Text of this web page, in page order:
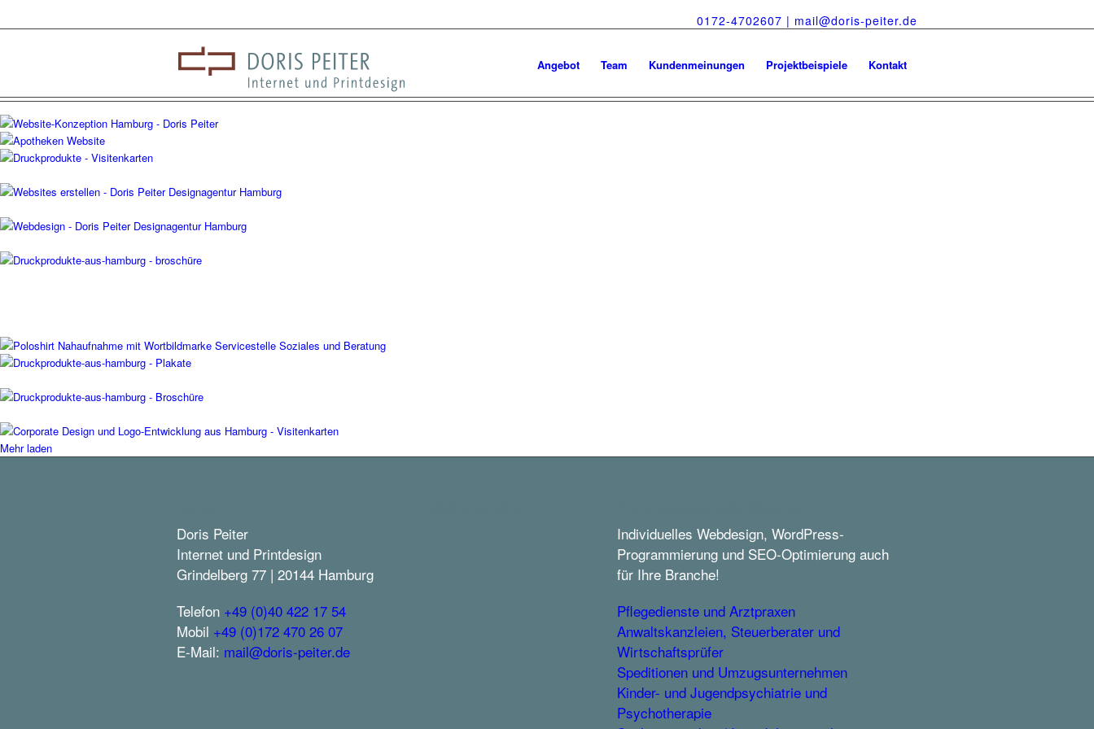
0172-4702607 | mail@doris-peiter.de
Angebot Team Kundenmeinungen Projektbeispiele Kontakt
Mehr laden
Doris Peiter
Internet und Printdesign
Grindelberg 77 | 20144 Hamburg
Telefon +49 (0)40 422 17 54
Mobil +49 (0)172 470 26 07
E-Mail: mail@doris-peiter.de
Individuelles Webdesign, WordPress-
Programmierung und SEO-Optimierung auch
für Ihre Branche!
Pflegedienste und Arztpraxen
Anwaltskanzleien, Steuerberater und
Wirtschaftsprüfer
Speditionen und Umzugsunternehmen
Kinder- und Jugendpsychiatrie und
Psychotherapie